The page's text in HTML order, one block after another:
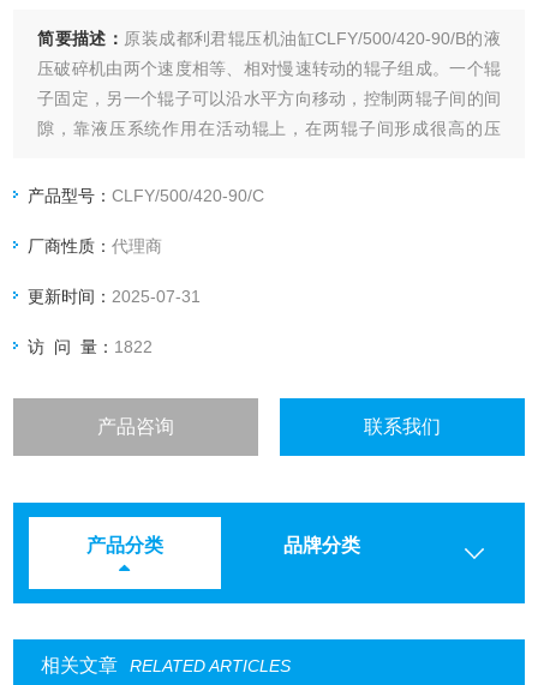
简要描述： 原装成都利君辊压机油缸CLFY/500/420-90/B的液
压破碎机由两个速度相等、相对慢速转动的辊子组成。一个辊
子固定，另一个辊子可以沿水平方向移动，控制两辊子间的间
隙，靠液压系统作用在活动辊上，在两辊子间形成很高的压
产品型号：CLFY/500/420-90/C
厂商性质：代理商
更新时间： 2025-07-31
访 问 量： 1822
产品咨询 联系我们
产品分类 品牌分类
相关文章 RELATED ARTICLES